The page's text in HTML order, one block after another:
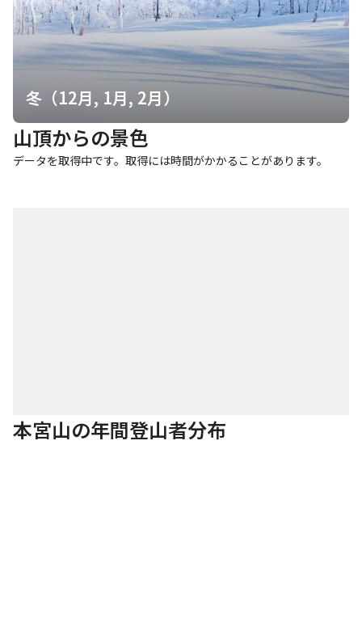
冬（12月, 1月, 2月）
山頂からの景色
データを取得中です。取得には時間がかかることがあります。
本宮山の年間登山者分布